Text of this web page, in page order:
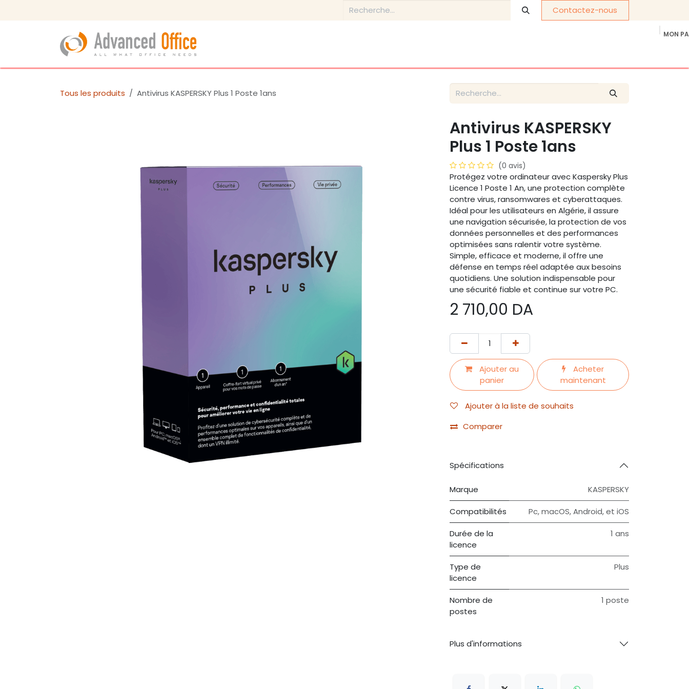
Contactez-nous
MON
Tous les produits Antivirus KASPERSKY Plus 1 Poste 1ans
Antivirus KASPERSKY
Plus 1 Poste 1ans
(0 avis)
Protégez votre ordinateur avec Kaspersky Plus
Licence 1 Poste 1 An, une protection complète
contre virus, ransomwares et cyberattaques.
Idéal pour les utilisateurs en Algérie, il assure
une navigation sécurisée, la protection de vos
données personnelles et des performances
optimisées sans ralentir votre système.
Simple, efficace et moderne, il offre une
défense en temps réel adaptée aux besoins
quotidiens. Une solution indispensable pour
une sécurité fiable et continue sur votre PC.
2 710,00 DA
Ajouter au
panier
Acheter
maintenant
Ajouter à la liste de souhaits
Comparer
Spécifications
Marque KASPERSKY
Compatibilités Pc, macOS, Android, et iOS
Durée de la
licence
1 ans
Type de
licence
Plus
Nombre de
postes
1 poste
Plus d'informations